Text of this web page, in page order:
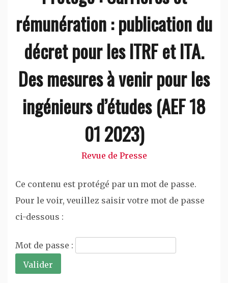
rémunération : publication du
décret pour les ITRF et ITA.
Des mesures à venir pour les
ingénieurs d’études (AEF 18
01 2023)
Revue de Presse
Ce contenu est protégé par un mot de passe.
Pour le voir, veuillez saisir votre mot de passe
ci-dessous :
Mot de passe :